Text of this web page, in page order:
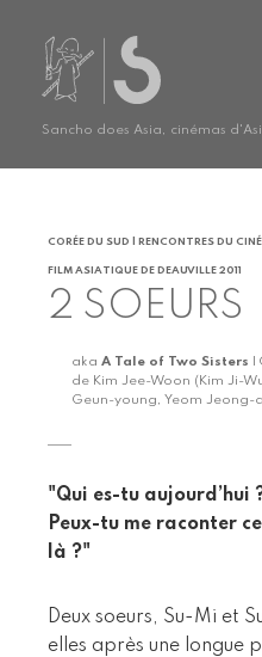
Sancho does Asia, cinémas
CORÉE DU SUD | RENCONTRES DU
FILM ASIATIQUE DE DEAUVILLE 2011
2 SOEURS
aka A Tale of Two Sisters |
de Kim Jee-Woon (Kim Ji-
Geun-young, Yeom Jeong-a
"Qui es-tu aujourd’hui
Peux-tu me raconter
là ?"
Deux soeurs, Su-Mi et
elles après une longue